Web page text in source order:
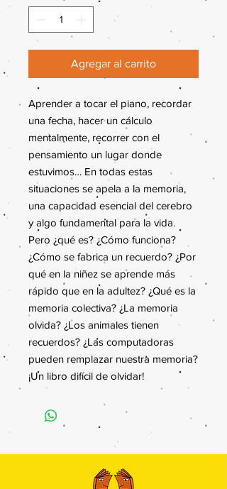
Agregar al carrito
Aprender a tocar el piano, recordar
una fecha, hacer un cálculo
mentalmente, recorrer con el
pensamiento un lugar donde
estuvimos… En todas estas
situaciones se apela a la memoria,
una capacidad esencial del cerebro
y algo fundamental para la vida.
Pero ¿qué es? ¿Cómo funciona?
¿Cómo se fabrica un recuerdo? ¿Por
qué en la niñez se aprende más
rápido que en la adultez? ¿Qué es la
memoria colectiva? ¿La memoria
olvida? ¿Los animales tienen
recuerdos? ¿Las computadoras
pueden remplazar nuestra memoria?
¡Un libro difícil de olvidar!